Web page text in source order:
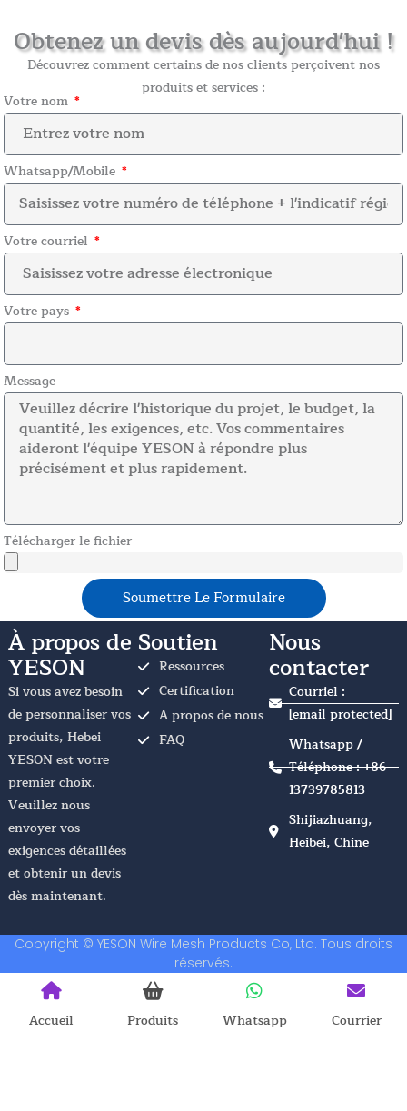
Obtenez un devis dès aujourd'hui !
Découvrez comment certains de nos clients perçoivent nos
produits et services :
Votre nom
Whatsapp/Mobile
Votre courriel
Votre pays
Message
Télécharger le fichier
Soumettre Le Formulaire
À propos de
YESON
Si vous avez besoin
de personnaliser vos
produits, Hebei
YESON est votre
premier choix.
Veuillez nous
envoyer vos
exigences détaillées
et obtenir un devis
dès maintenant.
Soutien
Ressources
Certification
A propos de nous
FAQ
Nous
contacter
Courriel :
[email protected]
Whatsapp /
Téléphone : +86
13739785813
Shijiazhuang,
Heibei, Chine
Copyright © YESON Wire Mesh Products Co, Ltd. Tous droits
réservés.
Accueil Produits Whatsapp Courrier